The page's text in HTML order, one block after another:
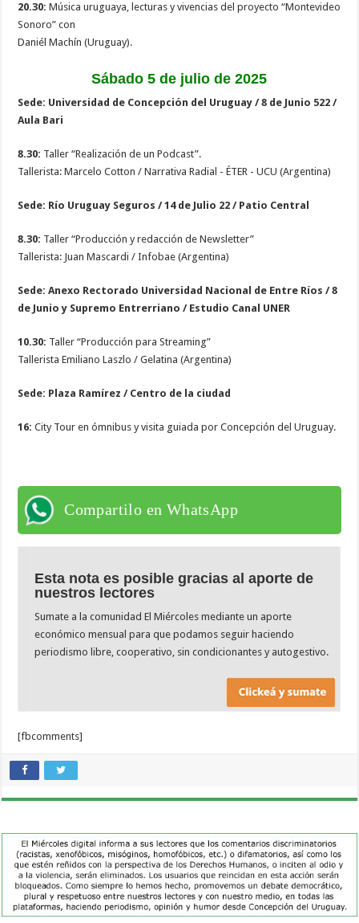
20.30: Música uruguaya, lecturas y vivencias del proyecto “Montevideo
Sonoro” con
Daniél Machín (Uruguay).
Sábado 5 de julio de 2025
Sede: Universidad de Concepción del Uruguay / 8 de Junio 522 /
Aula Bari
8.30: Taller “Realización de un Podcast”.
Tallerista: Marcelo Cotton / Narrativa Radial - ÉTER - UCU (Argentina)
Sede: Río Uruguay Seguros / 14 de Julio 22 / Patio Central
8.30: Taller “Producción y redacción de Newsletter”
Tallerista: Juan Mascardi / Infobae (Argentina)
Sede: Anexo Rectorado Universidad Nacional de Entre Ríos / 8
de Junio y Supremo Entrerriano / Estudio Canal UNER
10.30: Taller “Producción para Streaming”
Tallerista Emiliano Laszlo / Gelatina (Argentina)
Sede: Plaza Ramírez / Centro de la ciudad
16: City Tour en ómnibus y visita guiada por Concepción del Uruguay.
Compartilo en WhatsApp
Esta nota es posible gracias al aporte de
nuestros lectores
Sumate a la comunidad El Miércoles mediante un aporte
económico mensual para que podamos seguir haciendo
periodismo libre, cooperativo, sin condicionantes y autogestivo.
[fbcomments]